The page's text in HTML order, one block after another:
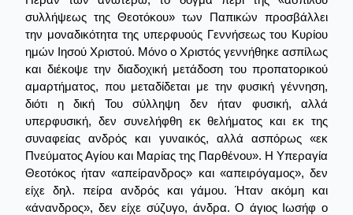
συλλήψεως της Θεοτόκου» των Παπικών προσβάλλει
την μοναδικότητα της υπερφυούς Γεννήσεως του Κυρίου
ημών Ιησού Χριστού. Μόνο ο Χριστός γεννήθηκε ασπίλως
και διέκοψε την διαδοχική μετάδοση του προπατορικού
αμαρτήματος, που μεταδίδεται με την φυσική γέννηση,
διότι η δική Του σύλληψη δεν ήταν φυσική, αλλά
υπερφυσική, δεν συνελήφθη εκ θελήματος και εκ της
συναφείας ανδρός και γυναικός, αλλά ασπόρως «εκ
Πνεύματος Αγίου και Μαρίας της Παρθένου». Η Υπεραγία
Θεοτόκος ήταν «απείρανδρος» και «απειρόγαμος», δεν
είχε δηλ. πείρα ανδρός και γάμου. Ήταν ακόμη και
«άνανδρος», δεν είχε σύζυγο, άνδρα. Ο άγιος Ιωσήφ ο